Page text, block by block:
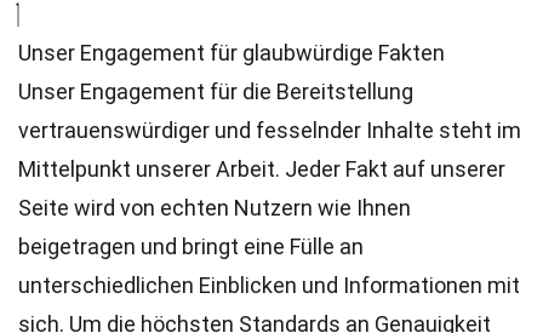
Unser Engagement für glaubwürdige Fakten
Unser Engagement für die Bereitstellung
vertrauenswürdiger und fesselnder Inhalte steht im
Mittelpunkt unserer Arbeit. Jeder Fakt auf unserer
Seite wird von echten Nutzern wie Ihnen
beigetragen und bringt eine Fülle an
unterschiedlichen Einblicken und Informationen mit
sich. Um die höchsten Standards an Genauigkeit